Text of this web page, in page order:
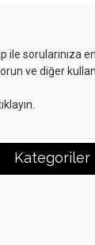
ile sorularınıza
ve diğer
Kategoriler